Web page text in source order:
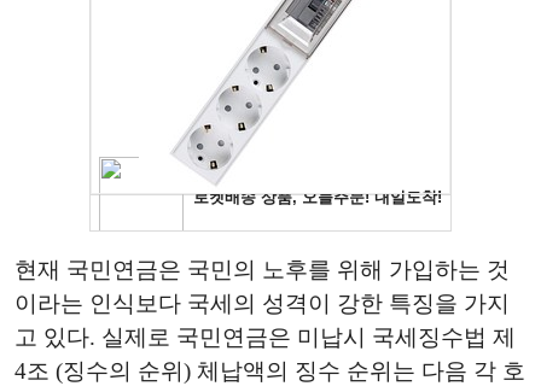
현재 국민연금은 국민의 노후를 위해 가입하는 것
이라는 인식보다 국세의 성격이 강한 특징을 가지
고 있다. 실제로 국민연금은 미납시 국세징수법 제
4조 (징수의 순위) 체납액의 징수 순위는 다음 각 호